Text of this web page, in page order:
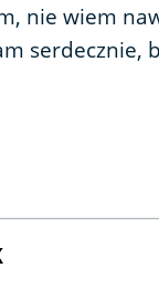
nie wiem
serdecznie,